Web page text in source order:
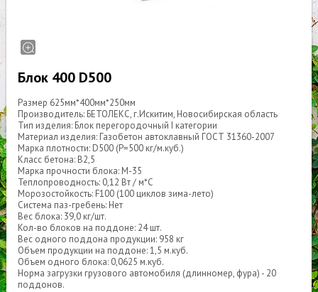
Блок 400 D500
Размер 625мм*400мм*250мм
Производитель: БЕТОЛЕКС, г.Искитим, Новосибирская область
Тип изделия: Блок перегородочный I категории
Материал изделия: Газобетон автоклавный ГОСТ 31360-2007
Марка плотности: D500 (Р=500 кг/м.куб.)
Класс бетона: В2,5
Марка прочности блока: М-35
Теплопроводность: 0,12 Вт / м*С
Морозостойкость: F100 (100 циклов зима-лето)
Система паз-гребень: Нет
Вес блока: 39,0 кг/шт.
Кол-во блоков на поддоне: 24 шт.
Вес одного поддона продукции: 958 кг
Объем продукции на поддоне: 1,5 м.куб.
Объем одного блока: 0,0625 м.куб.
Норма загрузки грузового автомобиля (длинномер, фура) - 20
поддонов.